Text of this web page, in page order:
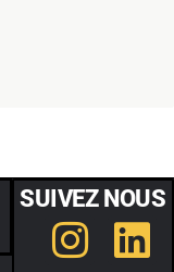
SUIVEZ NOUS